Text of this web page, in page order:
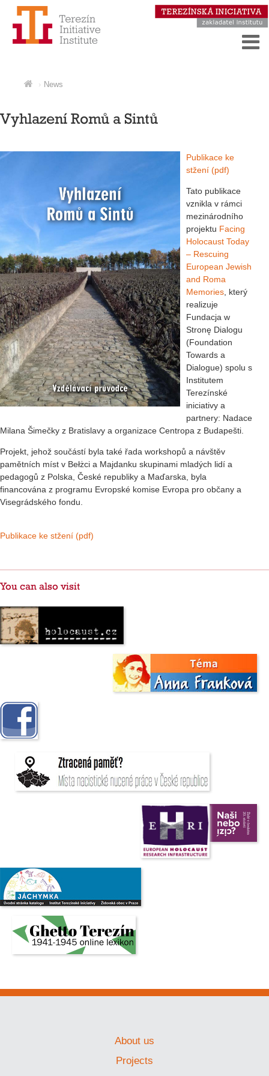
News
Vyhlazení Romů a Sintů
Publikace ke
stžení (pdf)
Tato publikace
vznikla v rámci
mezinárodního
projektu Facing
Holocaust Today
– Rescuing
European Jewish
and Roma
Memories , který
realizuje
Fundacja w
Stronę Dialogu
(Foundation
Towards a
Dialogue) spolu s
Institutem
Terezínské
iniciativy a
partnery: Nadace
Milana Šimečky z Bratislavy a organizace Centropa z Budapešti.
Projekt, jehož součástí byla také řada workshopů a návštěv
pamětních míst v Bełżci a Majdanku skupinami mladých lidí a
pedagogů z Polska, České republiky a Maďarska, byla
financována z programu Evropské komise Evropa pro občany a
Visegrádského fondu.
Publikace ke stžení (pdf)
You can also visit
About us
Projects